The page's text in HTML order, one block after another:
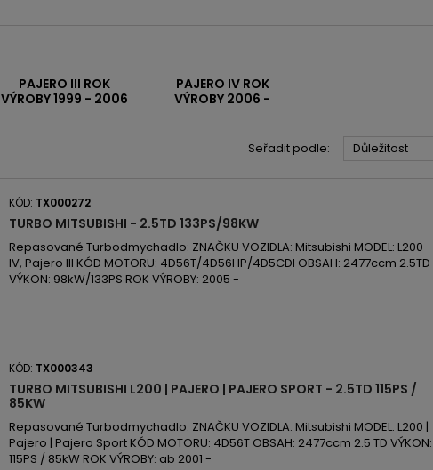
PAJERO III ROK
VÝROBY 1999 - 2006
PAJERO IV ROK
VÝROBY 2006 -
Seřadit podle: Důležitost
KÓD: TX000272
TURBO MITSUBISHI - 2.5TD 133PS/98KW
Repasované Turbodmychadlo: ZNAČKU VOZIDLA: Mitsubishi MODEL: L200
IV, Pajero III KÓD MOTORU: 4D56T/4D56HP/4D5CDI OBSAH: 2477ccm 2.5TD
VÝKON: 98kW/133PS ROK VÝROBY: 2005 -
KÓD: TX000343
TURBO MITSUBISHI L200 | PAJERO | PAJERO SPORT - 2.5TD 115PS /
85KW
Repasované Turbodmychadlo: ZNAČKU VOZIDLA: Mitsubishi MODEL: L200 |
Pajero | Pajero Sport KÓD MOTORU: 4D56T OBSAH: 2477ccm 2.5 TD VÝKON:
115PS / 85kW ROK VÝROBY: ab 2001 -